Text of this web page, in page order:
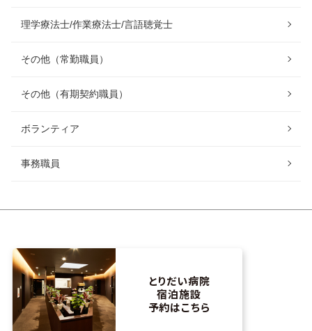
理学療法士/作業療法士/言語聴覚士
その他（常勤職員）
その他（有期契約職員）
ボランティア
事務職員
とりだい病院
宿泊施設
予約はこちら